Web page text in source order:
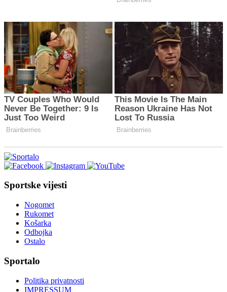
Sportske vijesti
Nogomet
Rukomet
Košarka
Odbojka
Ostalo
Sportalo
Politika privatnosti
IMPRESSUM